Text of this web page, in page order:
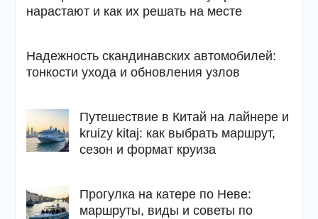
нарастают и как их решать на месте
Надежность скандинавских автомобилей:
тонкости ухода и обновления узлов
Путешествие в Китай на лайнере и
kruizy kitaj: как выбрать маршрут,
сезон и формат круиза
Прогулка на катере по Неве:
маршруты, виды и советы по